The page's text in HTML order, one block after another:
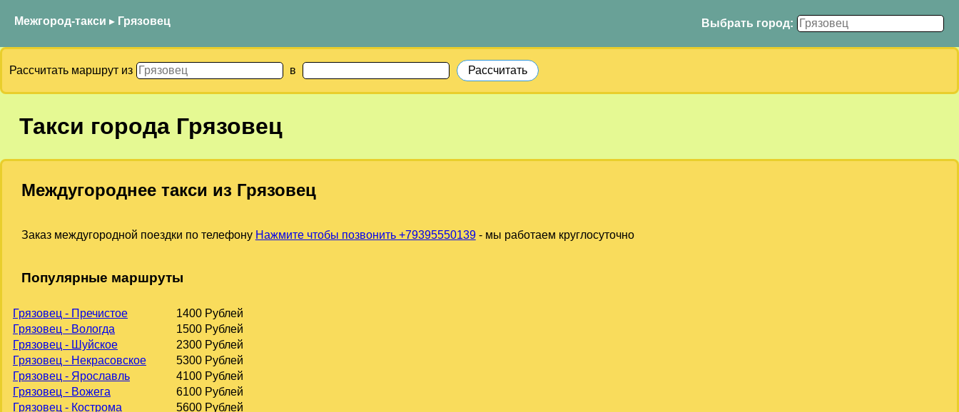
Межгород-такси ▸ Грязовец Выбрать город:
Рассчитать маршрут из в
Такси города Грязовец
Междугороднее такси из Грязовец
Заказ междугородной поездки по телефону Нажмите чтобы позвонить +79395550139- мы работаем круглосуточно
Популярные маршруты
Грязовец - Пречистое
1400 Рублей
Грязовец - Вологда
1500 Рублей
Грязовец - Шуйское
2300 Рублей
Грязовец - Некрасовское
5300 Рублей
Грязовец - Ярославль
4100 Рублей
Грязовец - Вожега
6100 Рублей
Грязовец - Кострома
5600 Рублей